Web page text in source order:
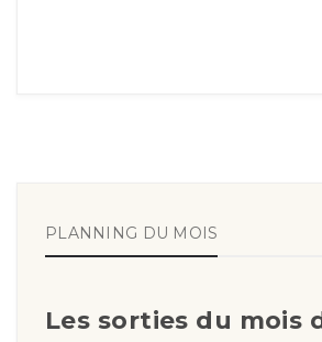
PLANNING DU MOIS
Les sorties du mois